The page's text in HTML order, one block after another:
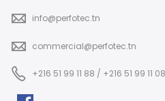
info@perfotec.tn
commercial@perfotec.tn
+216 51 99 11 88 / +216 51 99 11 08